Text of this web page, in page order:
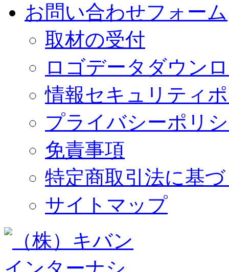
お問い合わせフォーム
取材の受付
ロゴデータダウン
情報セキュリティ
プライバシーポリ
免責事項
特定商取引法に基
サイトマップ